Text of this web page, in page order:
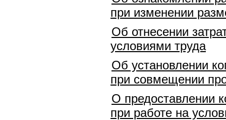
при изменении
Об отнесении
условиями труда
Об установлении
при совмещении
О предоставлении
при работе на